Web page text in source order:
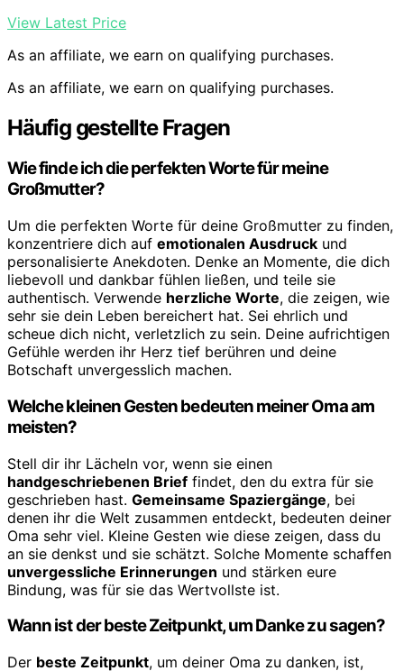
View Latest Price
As an affiliate, we earn on qualifying purchases.
As an affiliate, we earn on qualifying purchases.
Häufig gestellte Fragen
Wie finde ich die perfekten Worte für meine
Großmutter?
Um die perfekten Worte für deine Großmutter zu finden,
konzentriere dich auf emotionalen Ausdruck und
personalisierte Anekdoten. Denke an Momente, die dich
liebevoll und dankbar fühlen ließen, und teile sie
authentisch. Verwende herzliche Worte, die zeigen, wie
sehr sie dein Leben bereichert hat. Sei ehrlich und
scheue dich nicht, verletzlich zu sein. Deine aufrichtigen
Gefühle werden ihr Herz tief berühren und deine
Botschaft unvergesslich machen.
Welche kleinen Gesten bedeuten meiner Oma am
meisten?
Stell dir ihr Lächeln vor, wenn sie einen
handgeschriebenen Brief findet, den du extra für sie
geschrieben hast. Gemeinsame Spaziergänge, bei
denen ihr die Welt zusammen entdeckt, bedeuten deiner
Oma sehr viel. Kleine Gesten wie diese zeigen, dass du
an sie denkst und sie schätzt. Solche Momente schaffen
unvergessliche Erinnerungen und stärken eure
Bindung, was für sie das Wertvollste ist.
Wann ist der beste Zeitpunkt, um Danke zu sagen?
Der beste Zeitpunkt, um deiner Oma zu danken, ist,